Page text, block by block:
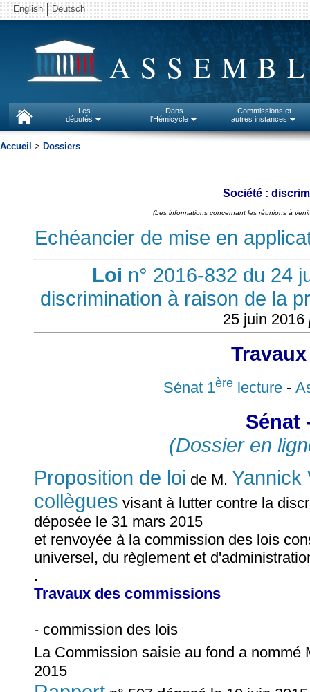
English Deutsch
Les
députés
Dans
l'Hémicycle
Commissions et
autres instances
Accueil > Dossiers
Société :
(Les informations concernant les réunions à
Echéancier de mise en
Loi n° 2016-832 du 24
discrimination à raison de la
25 juin 2016
Sénat 1ère lecture -
Sénat
(Dossier en
Proposition de loi de M. Yannick
collègues visant à lutter contre la
déposée le 31 mars 2015
et renvoyée à la commission des lois
universel, du règlement et
.
Travaux des commissions
- commission des lois
La Commission saisie au fond a nommé
2015